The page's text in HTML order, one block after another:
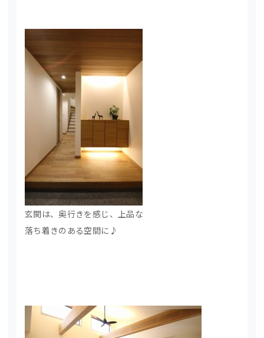
玄関は、奥行きを感じ、上品な
落ち着きのある空間に♪